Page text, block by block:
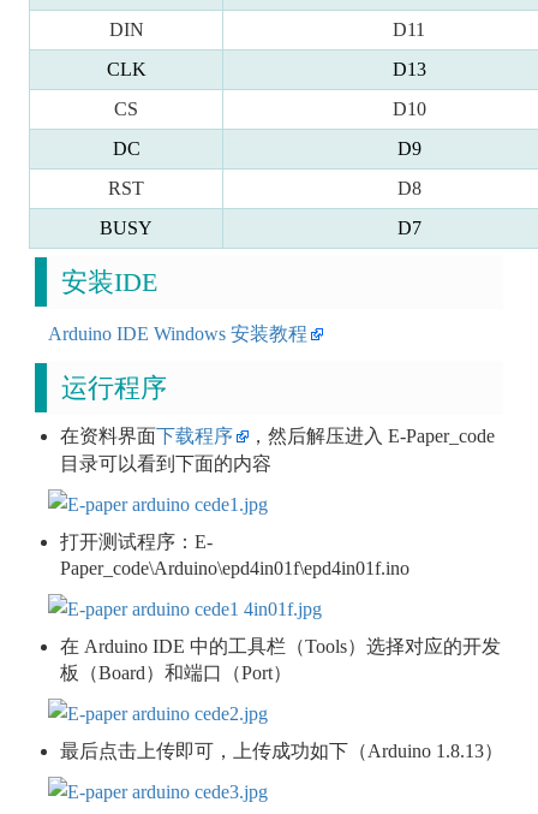
DIN
D11
CLK
D13
CS
D10
DC
D9
RST
D8
BUSY
D7
安装IDE
Arduino IDE Windows 安装教程
运行程序
在资料界面下载程序
，然后解压进入 E-Paper_code
目录可以看到下面的内容
打开测试程序：E-
Paper_code\Arduino\epd4in01f\epd4in01f.ino
在 Arduino IDE 中的工具栏（Tools）选择对应的开发
板（Board）和端口（Port）
最后点击上传即可，上传成功如下（Arduino 1.8.13）